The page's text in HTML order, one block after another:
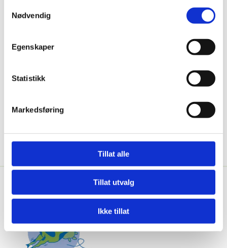
Nødvendig
Egenskaper
Statistikk
Markedsføring
Tillat alle
Tillat utvalg
Ikke tillat
Hva kan vi hjelpe deg med?
med det nødvendigste. Vi dekker bord, pynter, serverer og tar
oppryddingen. Vi kan også skaffe servitører og leier ut duker